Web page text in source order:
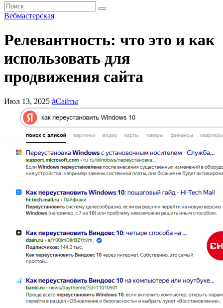
Вебмастерская
Релевантность: что это и как
использовать для
продвижения сайта
Июл 13, 2025 #Сайты